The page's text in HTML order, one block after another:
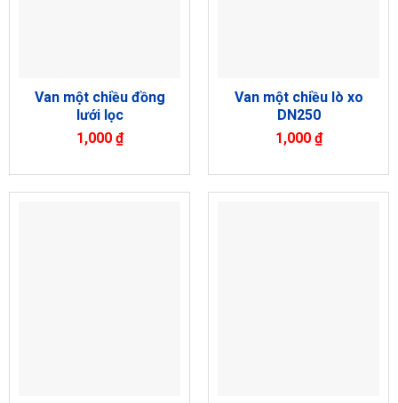
Van một chiều đồng
lưới lọc
1,000 ₫
Van một chiều lò xo
DN250
1,000 ₫